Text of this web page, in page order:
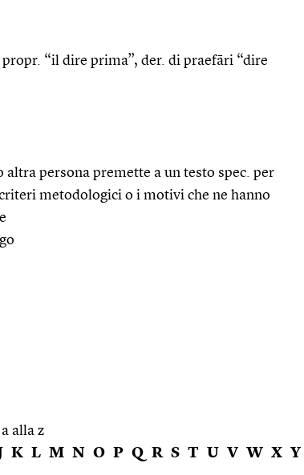
“il dire prima”, der. di praefāri “dire
altra persona premette a un testo spec. per
metodologici o i motivi che ne hanno
alla z
K L M N O P Q R S T U V W X Y